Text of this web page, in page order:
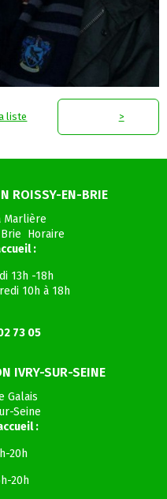
liste >
ROISSY-EN-BRIE
Marlière
Brie Horaire
:
13h -18h
10h à 18h
73 05
IVRY-SUR-SEINE
Galais
Seine
:
20h
20h